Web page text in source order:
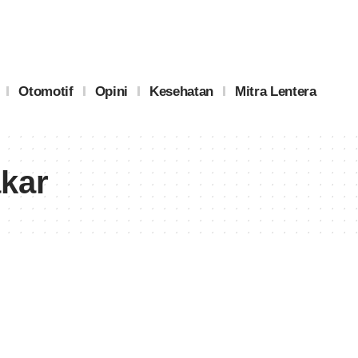
Otomotif Opini Kesehatan Mitra Lentera